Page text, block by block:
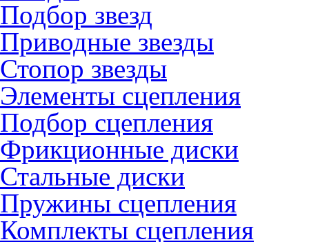
Подбор звезд
Приводные звезды
Стопор звезды
Элементы сцепления
Подбор сцепления
Фрикционные диски
Стальные диски
Пружины сцепления
Комплекты сцепления